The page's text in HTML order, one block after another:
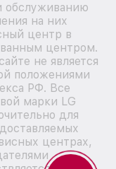
обслуживанию
на них
центр в
центром.
не является
положениями
РФ. Все
марки LG
для
центрах,